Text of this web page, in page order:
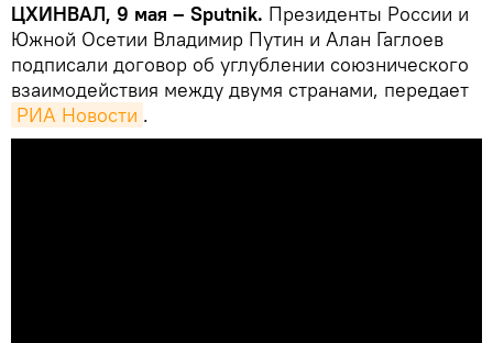
ЦХИНВАЛ, 9 мая – Sputnik. Президенты России и
Южной Осетии Владимир Путин и Алан Гаглоев
подписали договор об углублении союзнического
взаимодействия между двумя странами, передает
РИА Новости .